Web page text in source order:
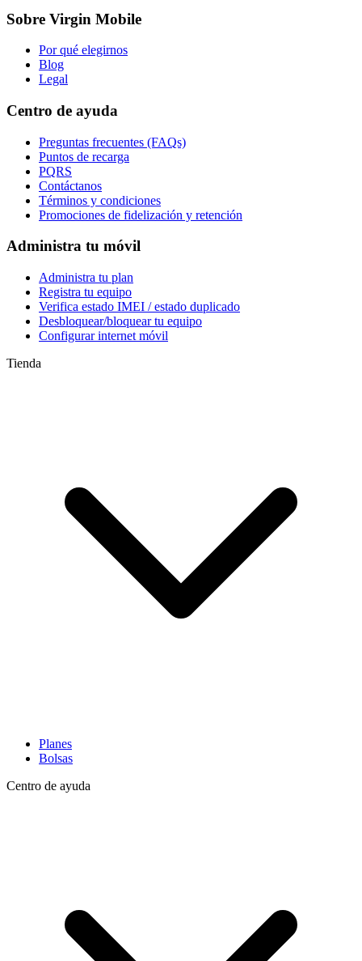
Sobre Virgin Mobile
Por qué elegirnos
Blog
Legal
Centro de ayuda
Preguntas frecuentes (FAQs)
Puntos de recarga
PQRS
Contáctanos
Términos y condiciones
Promociones de fidelización y retención
Administra tu móvil
Administra tu plan
Registra tu equipo
Verifica estado IMEI / estado duplicado
Desbloquear/bloquear tu equipo
Configurar internet móvil
Tienda
Planes
Bolsas
Centro de ayuda